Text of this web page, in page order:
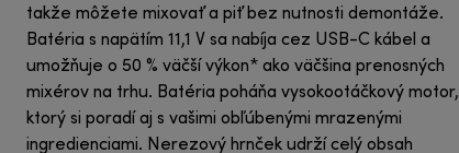
takže môžete mixovať a piť bez nutnosti demontáže.
Batéria s napätím 11,1 V sa nabíja cez USB-C kábel a
umožňuje o 50 % väčší výkon* ako väčšina prenosných
mixérov na trhu. Batéria poháňa vysokootáčkový motor,
ktorý si poradí aj s vašimi obľúbenými mrazenými
ingredienciami. Nerezový hrnček udrží celý obsah